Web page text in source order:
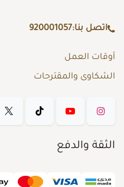
اتصل بنا:920001057
أوقات العمل
الشكاوى والمقترحات
الثقة والدفع